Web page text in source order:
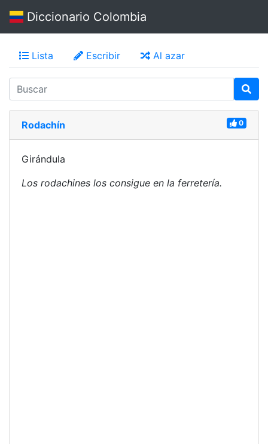
Diccionario Colombia
Lista Escribir Al azar
Rodachín 0
Girándula
Los rodachines los consigue en la ferretería.